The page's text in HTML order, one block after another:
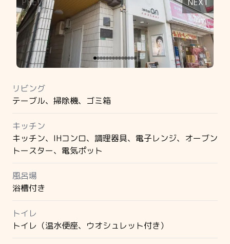
リビング
テーブル、掃除機、ゴミ箱
キッチン
キッチン、IHコンロ、調理器具、電子レンジ、オーブン
トースター、電気ポット
風呂場
浴槽付き
トイレ
トイレ（温水便座、ウオシュレット付き）